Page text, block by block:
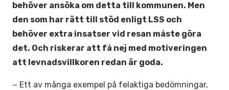
behöver ansöka om detta till kommunen. Men
den som har rätt till stöd enligt LSS och
behöver extra insatser vid resan måste göra
det. Och riskerar att få nej med motiveringen
att levnadsvillkoren redan är goda.
− Ett av många exempel på felaktiga bedömningar,